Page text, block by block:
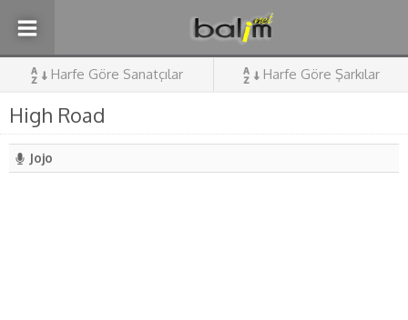
Harfe Göre Sanatçılar Harfe Göre Şarkılar
High Road
Jojo